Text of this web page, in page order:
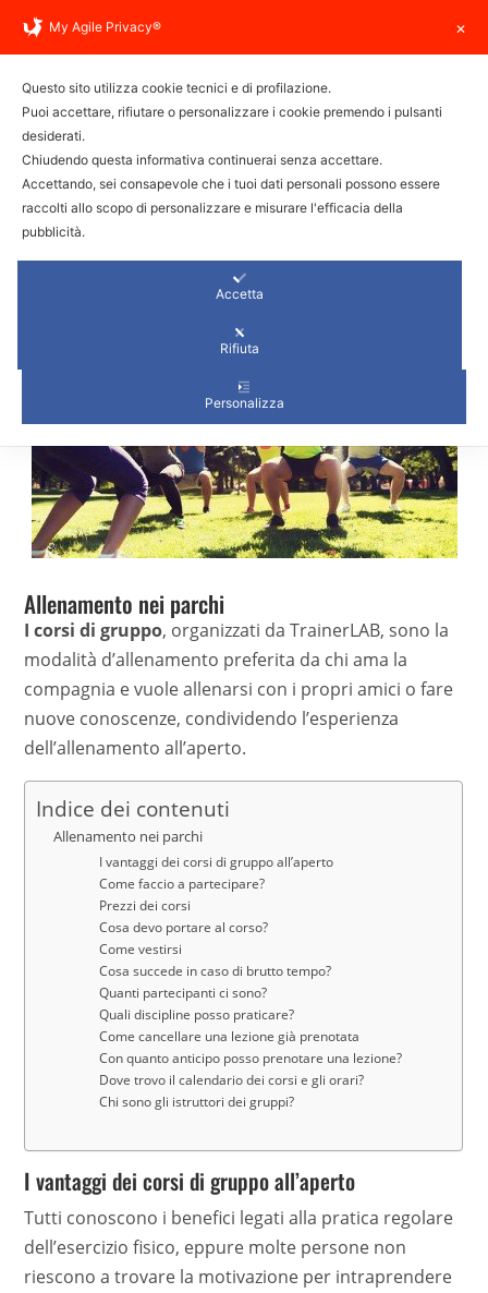
CORSI DI GRUPPO
Allenamento nei parchi
I corsi di gruppo, organizzati da TrainerLAB, sono la
modalità d’allenamento preferita da chi ama la
compagnia e vuole allenarsi con i propri amici o fare
nuove conoscenze, condividendo l’esperienza
dell’allenamento all’aperto.
Indice dei contenuti
Allenamento nei parchi
I vantaggi dei corsi di gruppo all’aperto
Come faccio a partecipare?
Prezzi dei corsi
Cosa devo portare al corso?
Come vestirsi
Cosa succede in caso di brutto tempo?
Quanti partecipanti ci sono?
Quali discipline posso praticare?
Come cancellare una lezione già prenotata
Con quanto anticipo posso prenotare una lezione?
Dove trovo il calendario dei corsi e gli orari?
Chi sono gli istruttori dei gruppi?
I vantaggi dei corsi di gruppo all’aperto
Tutti conoscono i benefici legati alla pratica regolare
dell’esercizio fisico, eppure molte persone non
riescono a trovare la motivazione per intraprendere
My Agile Privacy® ✕
Questo sito utilizza cookie tecnici e di profilazione.
Puoi accettare, rifiutare o personalizzare i cookie premendo i pulsanti
desiderati.
Chiudendo questa informativa continuerai senza accettare.
Accettando, sei consapevole che i tuoi dati personali possono essere
raccolti allo scopo di personalizzare e misurare l'efficacia della
pubblicità.
Accetta
Rifiuta
Personalizza